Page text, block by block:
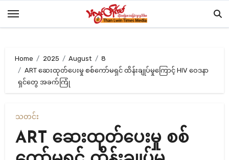
Home 2025 August
8
ART ဆေးထုတ်ပေးမှု စစ်ကော်မရှင် ထိန်းချုပ်မှုကြောင့် HIV ဝေဒနာ
ရှင်တွေ အခက်ကြုံ
သတင်း
ART ဆေးထုတ်ပေးမှု စစ်